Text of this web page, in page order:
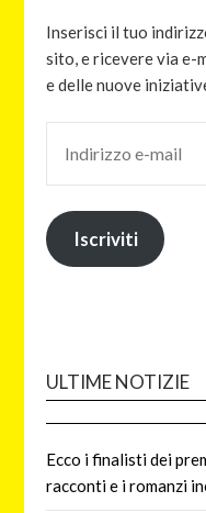
Inserisci il tuo
sito, e ricevere via e-
e delle nuove
Iscriviti
ULTIME NOTIZIE
Ecco i finalisti dei
racconti e i romanzi